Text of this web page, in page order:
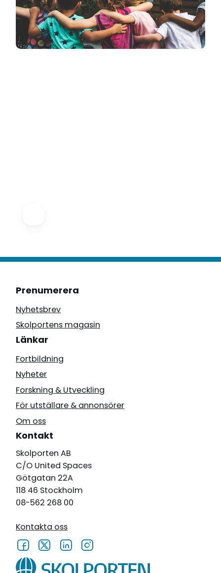
Prenumerera
Nyhetsbrev
Skolportens magasin
Länkar
Fortbildning
Nyheter
Forskning & Utveckling
För utställare & annonsörer
Om oss
Kontakt
Skolporten AB
C/O United Spaces
Götgatan 22A
118 46 Stockholm
08-562 268 00
Kontakta oss